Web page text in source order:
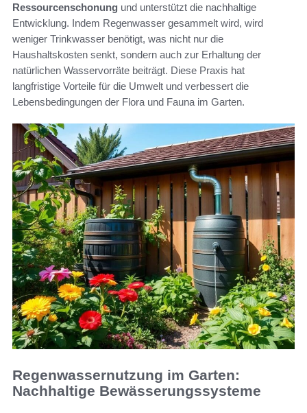
Ressourcenschonung und unterstützt die nachhaltige
Entwicklung. Indem Regenwasser gesammelt wird, wird
weniger Trinkwasser benötigt, was nicht nur die
Haushaltskosten senkt, sondern auch zur Erhaltung der
natürlichen Wasservorräte beiträgt. Diese Praxis hat
langfristige Vorteile für die Umwelt und verbessert die
Lebensbedingungen der Flora und Fauna im Garten.
Regenwassernutzung im Garten:
Nachhaltige Bewässerungssysteme